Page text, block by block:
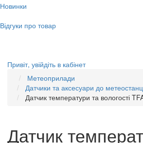
Новинки
Відгуки про товар
Привіт, увійдіть в кабінет
Метеоприлади
Датчики та аксесуари до
Датчик температури та вологості
Датчик